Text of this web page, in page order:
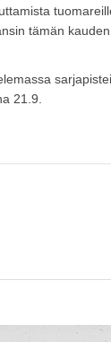
tämän
21.9.